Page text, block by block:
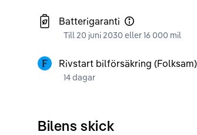
Batterigaranti
Till 20 juni 2030 eller 16 000 mil
Rivstart bilförsäkring (Folksam)
14 dagar
Bilens skick